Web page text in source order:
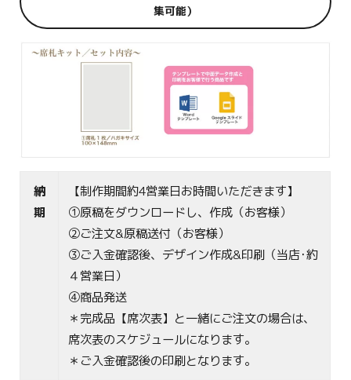
集可能）
納
期
【制作期間約4営業日お時間いただきます】
①原稿をダウンロードし、作成（お客様）
②ご注文&原稿送付（お客様）
③ご入金確認後、デザイン作成&印刷（当店･約
４営業日）
④商品発送
＊完成品【席次表】と一緒にご注文の場合は、
席次表のスケジュールになります。
＊ご入金確認後の印刷となります。